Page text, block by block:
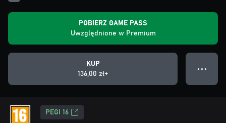
POBIERZ GAME PASS
Uwzględnione w Premium
KUP
136,00 zł+
● ● ●
PEGI 16